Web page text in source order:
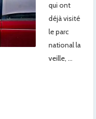
qui ont
déjà visité
le parc
national la
veille, …